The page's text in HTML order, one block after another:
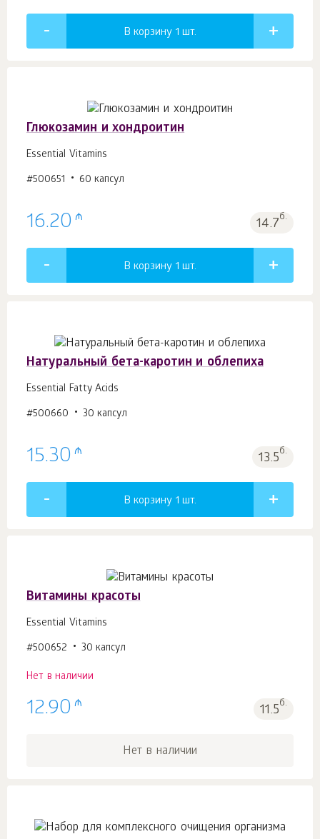
В корзину 1 шт.
Глюкозамин и хондроитин
Essential Vitamins
#500651 60 капсул
16.20 ₼ 14.7б.
В корзину 1 шт.
Натуральный бета-каротин и облепиха
Essential Fatty Acids
#500660 30 капсул
15.30 ₼ 13.5б.
В корзину 1 шт.
Витамины красоты
Essential Vitamins
#500652 30 капсул
Нет в наличии
12.90 ₼ 11.5б.
Нет в наличии